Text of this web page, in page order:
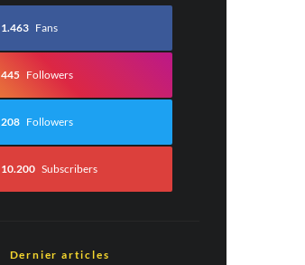
1.463 Fans
445 Followers
208 Followers
10.200 Subscribers
Dernier articles